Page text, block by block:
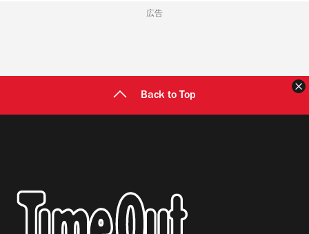
広告
Back to Top